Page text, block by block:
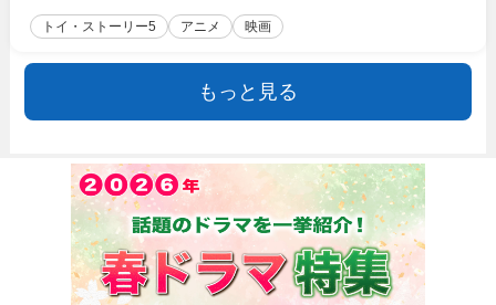
トイ・ストーリー5 アニメ 映画
もっと見る